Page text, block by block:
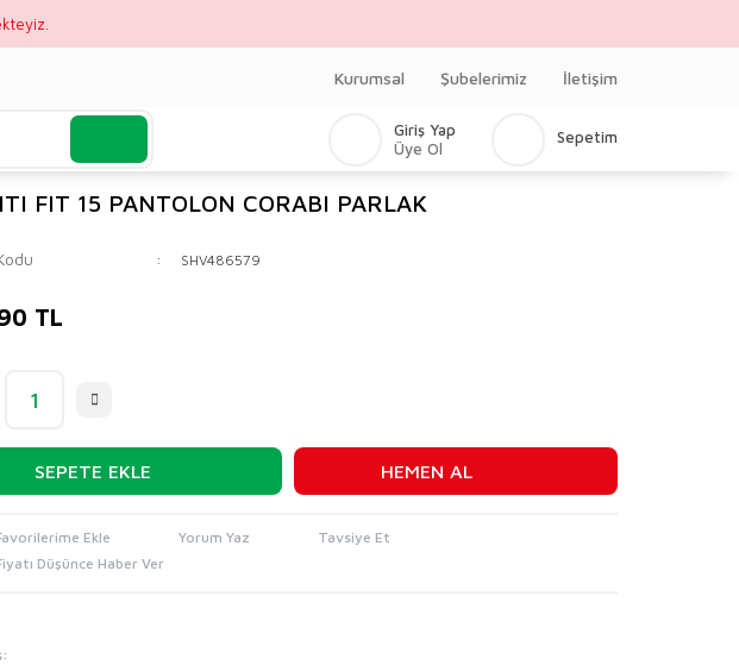
Kurumsal Şubelerimiz İletişim
Giriş Yap
Üye Ol
Sepetim
FIT 15 PANTOLON CORABI PARLAK
SHV486579
TL
SEPETE EKLE HEMEN AL
Yorum Yaz
Tavsiye Et
Düşünce Haber Ver